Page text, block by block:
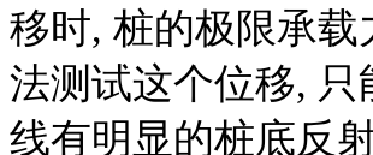
移时, 桩的极限承
法测试这个位移,
线有明显的桩底反